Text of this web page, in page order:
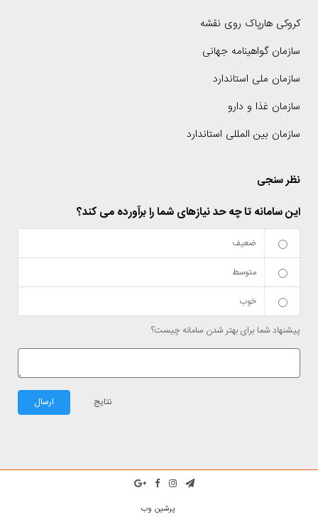
کروکی هارپاک روی نقشه
سازمان گواهینامه جهانی
سازمان ملی استاندارد
سازمان غذا و دارو
سازمان بین المللی استاندارد
نظر سنجی
این سامانه تا چه حد نیازهای شما را برآورده می کند؟
ضعیف
متوسط
خوب
پیشنهاد شما برای بهتر شدن سامانه چیست؟
نتایج ارسال
پرشین وب